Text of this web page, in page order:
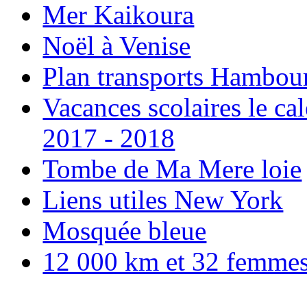
Mer Kaikoura
Noël à Venise
Plan transports
Vacances scolaires le
2017 - 2018
Tombe de Ma Mere loie
Liens utiles New York
Mosquée bleue
12 000 km et 32